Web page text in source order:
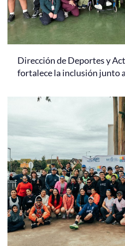
Dirección de Deportes y
fortalece la inclusión junto